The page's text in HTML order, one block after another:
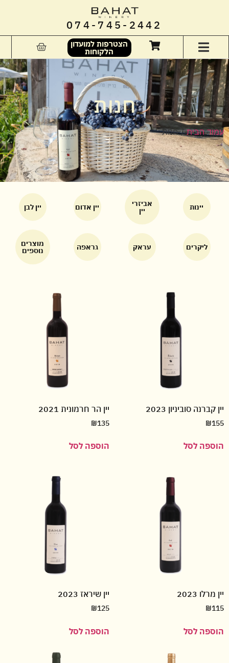
074-745-2442
הצטרפות למועדון
הלקוחות
חנות
עמוד הבית/ חנות
יינות אביזרי
יין יין אדום יין לבן
ליקרים עראק גראפה מוצרים
נוספים
יין קברנה סוביניון 2023
₪155
הוספה לסל
יין הר חרמונית 2021
₪135
הוספה לסל
יין מרלו 2023
₪115
הוספה לסל
יין שיראז 2023
₪125
הוספה לסל